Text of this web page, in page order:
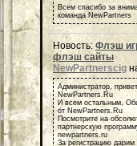
Всем спасибо за
команда NewPartners
Новость: Флэш
флэш сайты
NewPartnerscig
Администратор,
NewPartners.Ru
И всем остальным,
от NewPartners.Ru
Посмотрите на
партнерскую
newpartners.ru
За регистрацию дарим